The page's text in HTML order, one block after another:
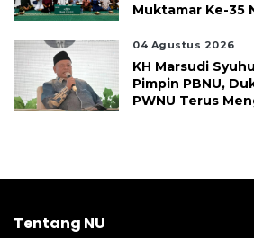
Muktamar Ke-35
04 Agustus 2026
KH Marsudi
Pimpin PBNU,
PWNU Terus
Tentang NU